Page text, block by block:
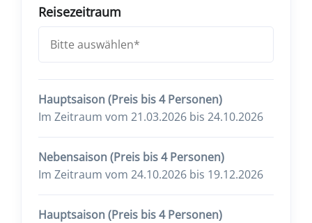
Reisezeitraum
Hauptsaison (Preis bis 4 Personen)
Im Zeitraum vom 21.03.2026 bis 24.10.2026
Nebensaison (Preis bis 4 Personen)
Im Zeitraum vom 24.10.2026 bis 19.12.2026
Hauptsaison (Preis bis 4 Personen)